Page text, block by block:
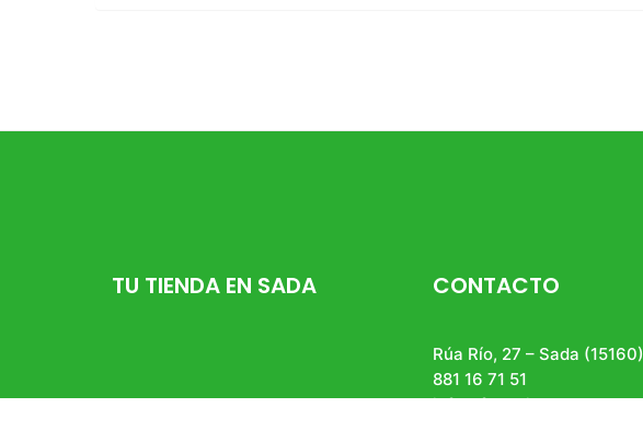
TU TIENDA EN SADA CONTACTO
Rúa Río, 27 – Sada (15160)
881 16 71 51
info@fruteriadeborah.es